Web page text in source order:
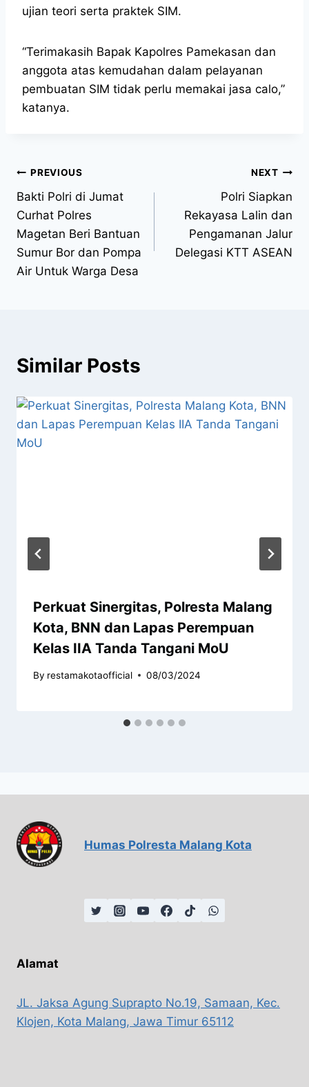
ujian teori serta praktek SIM.
“Terimakasih Bapak Kapolres Pamekasan dan
anggota atas kemudahan dalam pelayanan
pembuatan SIM tidak perlu memakai jasa calo,”
katanya.
PREVIOUS
Bakti Polri di Jumat
Curhat Polres
Magetan Beri Bantuan
Sumur Bor dan Pompa
Air Untuk Warga Desa
NEXT
Polri Siapkan
Rekayasa Lalin dan
Pengamanan Jalur
Delegasi KTT ASEAN
Similar Posts
Perkuat Sinergitas, Polresta Malang
Kota, BNN dan Lapas Perempuan
Kelas IIA Tanda Tangani MoU
By restamakotaofficial 08/03/2024
Humas Polresta Malang Kota
Alamat
JL. Jaksa Agung Suprapto No.19, Samaan, Kec.
Klojen, Kota Malang, Jawa Timur 65112